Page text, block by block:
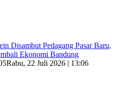
Disambut Pedagang Pasar Baru,
Ekonomi Bandung
Rabu, 22 Juli 2026 | 13:06